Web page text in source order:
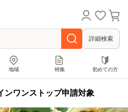
詳細検索
地域 特集 初めての方
ンワンストップ申請対象